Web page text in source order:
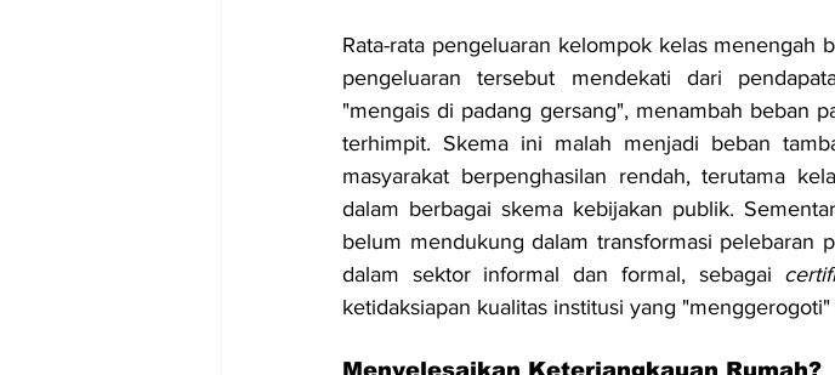
Rata-rata pengeluaran kelompok kelas menengah
pengeluaran tersebut mendekati dari
"mengais di padang gersang", menambah beban
terhimpit. Skema ini malah menjadi beban
masyarakat berpenghasilan rendah, terutama
dalam berbagai skema kebijakan publik.
belum mendukung dalam transformasi pelebaran
dalam sektor informal dan formal, sebagai
ketidaksiapan kualitas institusi yang
Menyelesaikan Keterjangkauan Rumah?